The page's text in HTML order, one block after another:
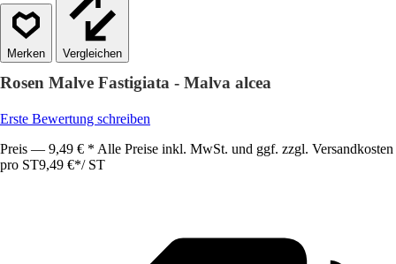
Vergleichen
Rosen Malve Fastigiata - Malva alcea
Erste Bewertung schreiben
Preis — 9,49 € * Alle Preise inkl. MwSt. und ggf. zzgl. Versandkosten
pro ST9,49 €*/ ST